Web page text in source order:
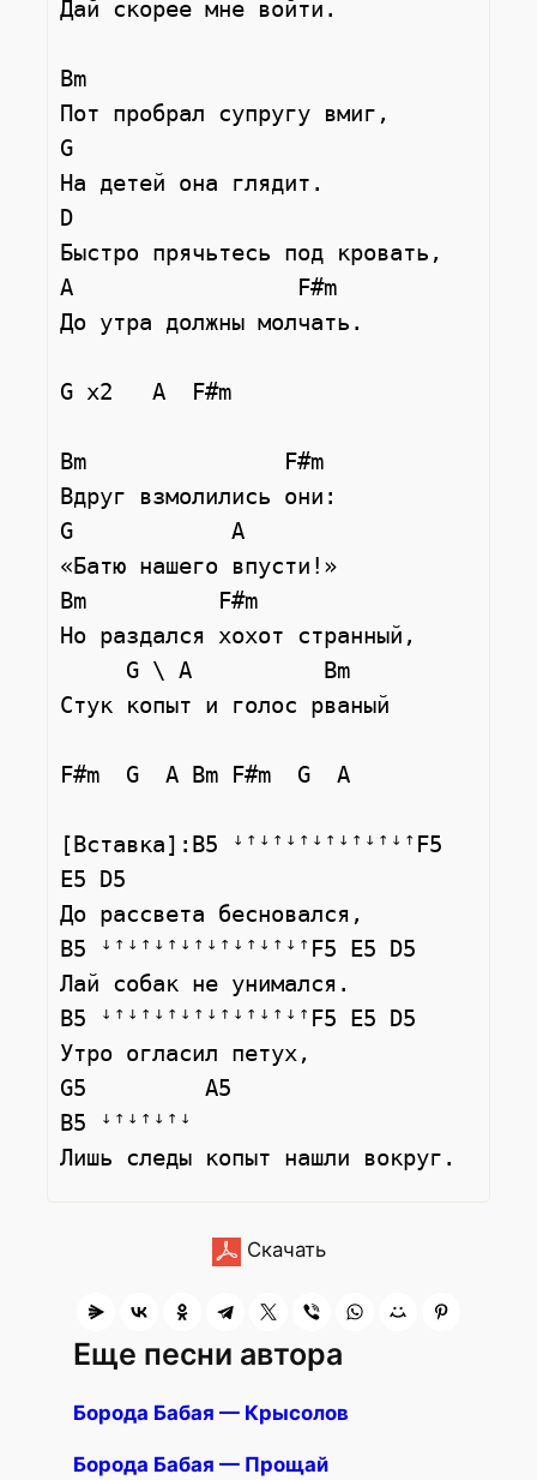
Дай скорее мне войти.
Bm
Пот пробрал супругу вмиг,
G
На детей она глядит.
D
Быстро прячьтесь под кровать,
A                 F#m
До утра должны молчать.
G x2   A  F#m
Bm               F#m
Вдруг взмолились они:
G            A
«Батю нашего впусти!»
Bm          F#m
Но раздался хохот странный,
Стук копыт и голос рваный
F#m  G  A Bm F#m  G  A
[Вставка]:B5 ꜜꜛꜜꜛꜜꜛꜜꜛꜜꜛꜜꜛꜜꜛF5
E5 D5
До рассвета бесновался,
B5 ꜜꜛꜜꜛꜜꜛꜜꜛꜜꜛꜜꜛꜜꜛꜜꜛF5 E5 D5
Лай собак не унимался.
B5 ꜜꜛꜜꜛꜜꜛꜜꜛꜜꜛꜜꜛꜜꜛꜜꜛF5 E5 D5
Утро огласил петух,
G5         A5
B5 ꜜꜛꜜꜛꜜꜛꜜ
Скачать
Еще песни автора
Борода Бабая — Крысолов
Борода Бабая — Прощай